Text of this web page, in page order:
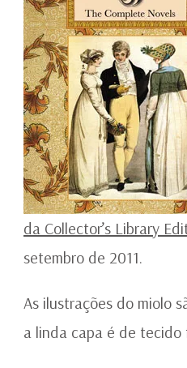
da Collector’s Library
setembro de 2011.
As ilustrações do miolo
a linda capa é de tecido